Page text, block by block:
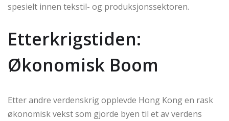
spesielt innen tekstil- og produksjonssektoren.
Etterkrigstiden:
Økonomisk Boom
Etter andre verdenskrig opplevde Hong Kong en rask
økonomisk vekst som gjorde byen til et av verdens